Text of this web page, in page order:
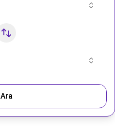
Ara